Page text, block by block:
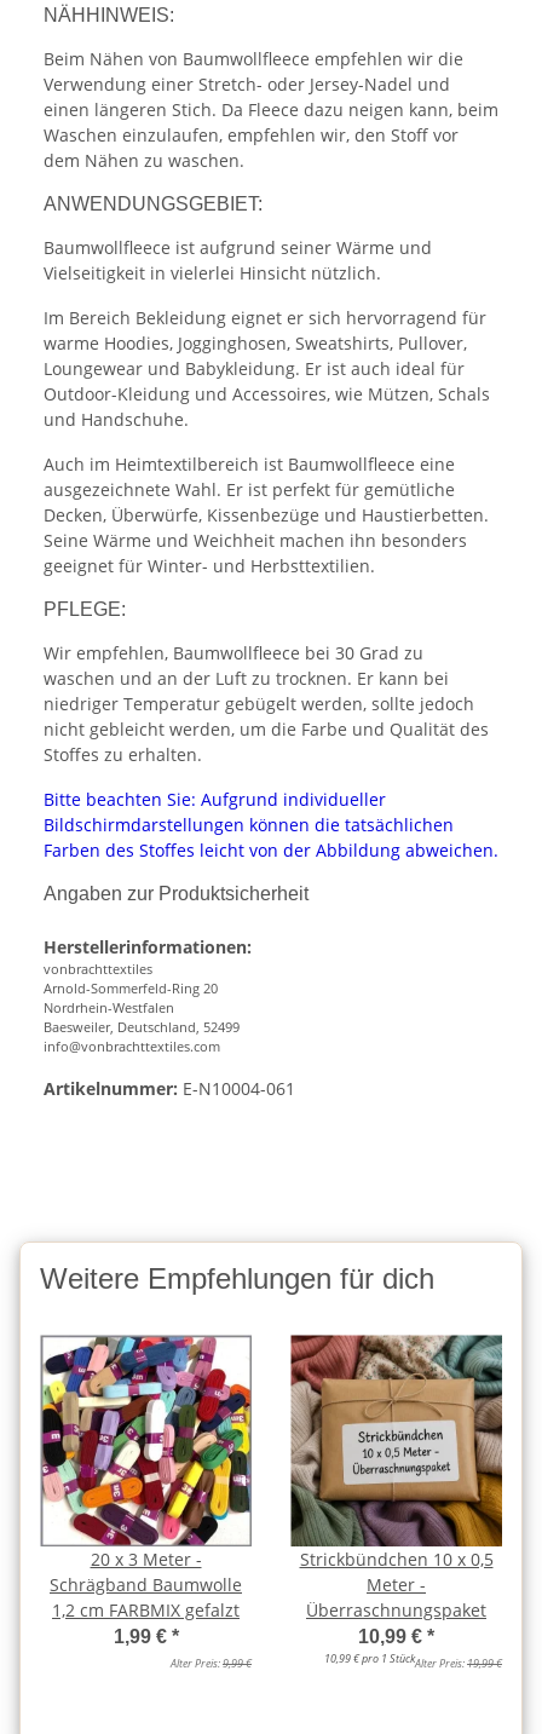
NÄHHINWEIS:
Beim Nähen von Baumwollfleece empfehlen wir die
Verwendung einer Stretch- oder Jersey-Nadel und
einen längeren Stich. Da Fleece dazu neigen kann, beim
Waschen einzulaufen, empfehlen wir, den Stoff vor
dem Nähen zu waschen.
ANWENDUNGSGEBIET:
Baumwollfleece ist aufgrund seiner Wärme und
Vielseitigkeit in vielerlei Hinsicht nützlich.
Im Bereich Bekleidung eignet er sich hervorragend für
warme Hoodies, Jogginghosen, Sweatshirts, Pullover,
Loungewear und Babykleidung. Er ist auch ideal für
Outdoor-Kleidung und Accessoires, wie Mützen, Schals
und Handschuhe.
Auch im Heimtextilbereich ist Baumwollfleece eine
ausgezeichnete Wahl. Er ist perfekt für gemütliche
Decken, Überwürfe, Kissenbezüge und Haustierbetten.
Seine Wärme und Weichheit machen ihn besonders
geeignet für Winter- und Herbsttextilien.
PFLEGE:
Wir empfehlen, Baumwollfleece bei 30 Grad zu
waschen und an der Luft zu trocknen. Er kann bei
niedriger Temperatur gebügelt werden, sollte jedoch
nicht gebleicht werden, um die Farbe und Qualität des
Stoffes zu erhalten.
Bitte beachten Sie: Aufgrund individueller
Bildschirmdarstellungen können die tatsächlichen
Farben des Stoffes leicht von der Abbildung abweichen.
Angaben zur Produktsicherheit
Herstellerinformationen:
vonbrachttextiles
Arnold-Sommerfeld-Ring 20
Nordrhein-Westfalen
Baesweiler, Deutschland, 52499
info@vonbrachttextiles.com
Artikelnummer: E-N10004-061
Weitere Empfehlungen für dich
20 x 3 Meter -
Schrägband Baumwolle
1,2 cm FARBMIX gefalzt
1,99 € *
Alter Preis:9,99 €
Strickbündchen 10 x 0,5
Meter -
Überraschnungspaket
10,99 € *
10,99 € pro 1 StückAlter Preis:19,99 €